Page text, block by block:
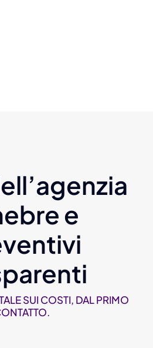
e
SUI COSTI, DAL PRIMO